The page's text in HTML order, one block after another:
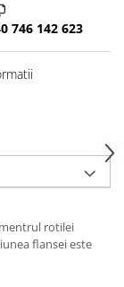
746 142 623
rotilei
flansei este